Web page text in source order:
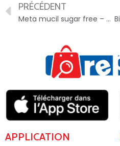
PRÉCÉDENT
Meta mucil sugar free – 91879574
APPLICATION